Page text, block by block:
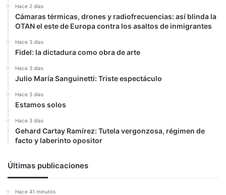
Hace 2 días
Cámaras térmicas, drones y radiofrecuencias: así blinda la
OTAN el este de Europa contra los asaltos de inmigrantes
Hace 3 días
Fidel: la dictadura como obra de arte
Hace 3 días
Julio María Sanguinetti: Triste espectáculo
Hace 3 días
Estamos solos
Hace 3 días
Gehard Cartay Ramírez: Tutela vergonzosa, régimen de
facto y laberinto opositor
Últimas publicaciones
Hace 41 minutos